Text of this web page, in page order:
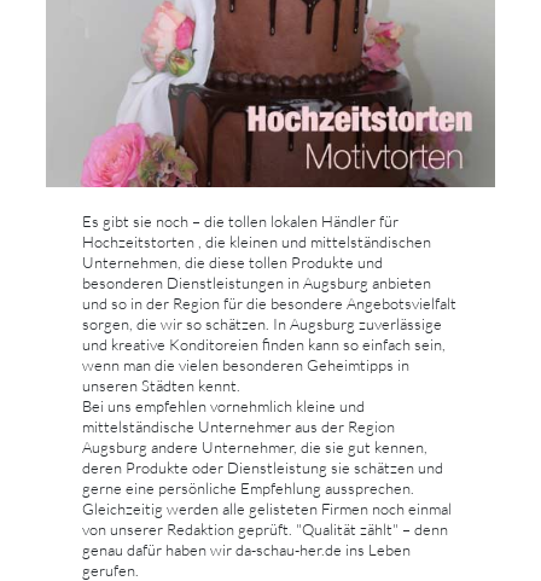
Es gibt sie noch – die tollen lokalen Händler für
Hochzeitstorten , die kleinen und mittelständischen
Unternehmen, die diese tollen Produkte und
besonderen Dienstleistungen in Augsburg anbieten
und so in der Region für die besondere Angebotsvielfalt
sorgen, die wir so schätzen. In Augsburg zuverlässige
und kreative Konditoreien finden kann so einfach sein,
wenn man die vielen besonderen Geheimtipps in
unseren Städten kennt.
Bei uns empfehlen vornehmlich kleine und
mittelständische Unternehmer aus der Region
Augsburg andere Unternehmer, die sie gut kennen,
deren Produkte oder Dienstleistung sie schätzen und
gerne eine persönliche Empfehlung aussprechen.
Gleichzeitig werden alle gelisteten Firmen noch einmal
von unserer Redaktion geprüft. "Qualität zählt" – denn
genau dafür haben wir da-schau-her.de ins Leben
gerufen.